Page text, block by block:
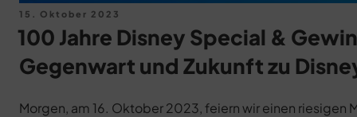
Veröffentlicht
15. Oktober 2023
100 Jahre Disney Special &
Gegenwart und Zukunft zu
Morgen, am 16. Oktober 2023, feiern wir einen riesigen